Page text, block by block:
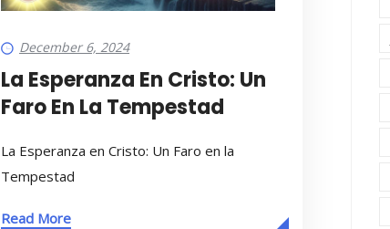
December 6, 2024
La Esperanza En Cristo: Un
Faro En La Tempestad
La Esperanza en Cristo: Un Faro en la
Tempestad
Read More